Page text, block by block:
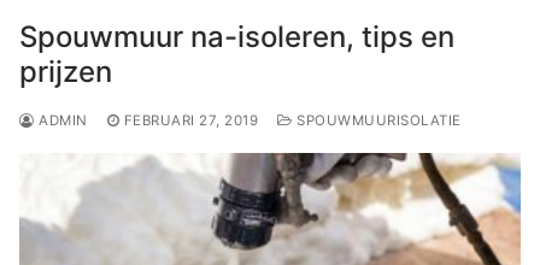
Spouwmuur na-isoleren, tips en
prijzen
ADMIN FEBRUARI 27, 2019 SPOUWMUURISOLATIE